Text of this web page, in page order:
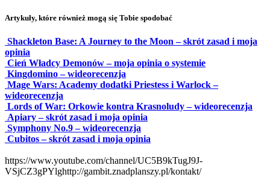
Artykuły, które również mogą się Tobie spodobać
Shackleton Base: A Journey to the Moon – skrót zasad i moja
opinia
Cień Władcy Demonów – moja opinia o systemie
Kingdomino – wideorecenzja
Mage Wars: Academy dodatki Priestess i Warlock –
wideorecenzja
Lords of War: Orkowie kontra Krasnoludy – wideorecenzja
Apiary – skrót zasad i moja opinia
Symphony No.9 – wideorecenzja
Cubitos – skrót zasad i moja opinia
https://www.youtube.com/channel/UC5B9kTugJ9J-
VSjCZ3gPYlghttp://gambit.znadplanszy.pl/kontakt/